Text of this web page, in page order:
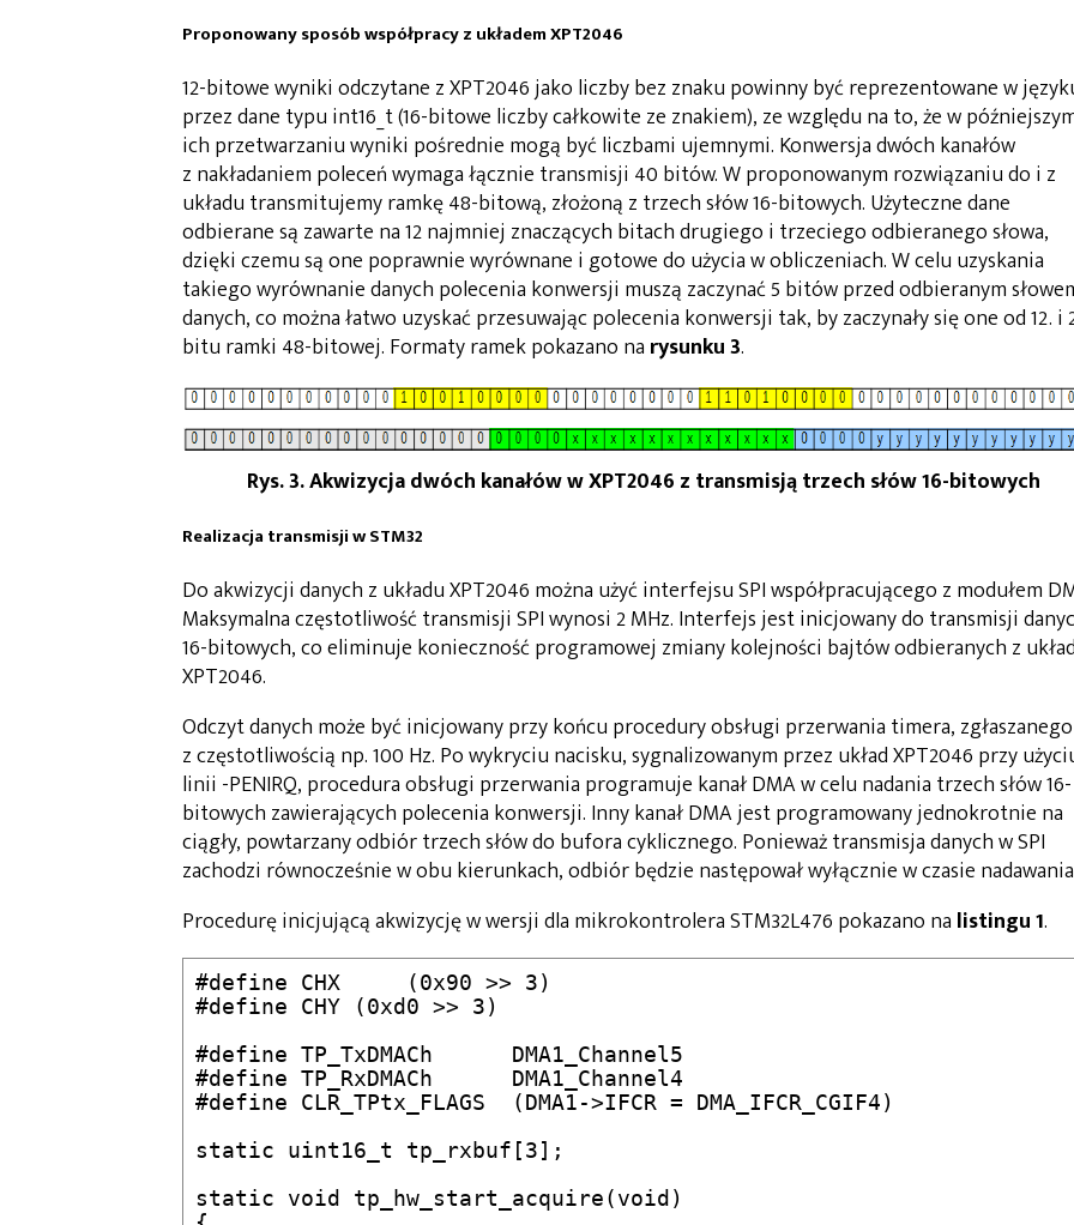
Proponowany sposób współpracy z układem XPT2046
12-bitowe wyniki odczytane z XPT2046 jako liczby bez znaku powinny być reprezentowane w
przez dane typu int16_t (16-bitowe liczby całkowite ze znakiem), ze względu na to, że w
ich przetwarzaniu wyniki pośrednie mogą być liczbami ujemnymi. Konwersja dwóch kanałów
z nakładaniem poleceń wymaga łącznie transmisji 40 bitów. W proponowanym rozwiązaniu do i z
układu transmitujemy ramkę 48-bitową, złożoną z trzech słów 16-bitowych. Użyteczne dane
odbierane są zawarte na 12 najmniej znaczących bitach drugiego i trzeciego odbieranego słowa,
dzięki czemu są one poprawnie wyrównane i gotowe do użycia w obliczeniach. W celu uzyskania
takiego wyrównanie danych polecenia konwersji muszą zaczynać 5 bitów przed odbieranym
danych, co można łatwo uzyskać przesuwając polecenia konwersji tak, by zaczynały się one od 12. i
bitu ramki 48-bitowej. Formaty ramek pokazano na rysunku 3.
Rys. 3. Akwizycja dwóch kanałów w XPT2046 z transmisją trzech słów 16-bitowych
Realizacja transmisji w STM32
Do akwizycji danych z układu XPT2046 można użyć interfejsu SPI współpracującego z modułem
Maksymalna częstotliwość transmisji SPI wynosi 2 MHz. Interfejs jest inicjowany do transmisji
16-bitowych, co eliminuje konieczność programowej zmiany kolejności bajtów odbieranych z
XPT2046.
Odczyt danych może być inicjowany przy końcu procedury obsługi przerwania timera, zgłaszanego
z częstotliwością np. 100 Hz. Po wykryciu nacisku, sygnalizowanym przez układ XPT2046 przy
linii -PENIRQ, procedura obsługi przerwania programuje kanał DMA w celu nadania trzech słów 16-
bitowych zawierających polecenia konwersji. Inny kanał DMA jest programowany jednokrotnie na
ciągły, powtarzany odbiór trzech słów do bufora cyklicznego. Ponieważ transmisja danych w SPI
zachodzi równocześnie w obu kierunkach, odbiór będzie następował wyłącznie w czasie
Procedurę inicjującą akwizycję w wersji dla mikrokontrolera STM32L476 pokazano na listingu 1.
#define	CHX	(0x90 >> 3)
#define	CHY (0xd0 >> 3)
#define TP_TxDMACh	DMA1_Channel5
#define TP_RxDMACh	DMA1_Channel4
#define	CLR_TPtx_FLAGS	(DMA1->IFCR = DMA_IFCR_CGIF4)
static uint16_t tp_rxbuf[3];
static void tp_hw_start_acquire(void)